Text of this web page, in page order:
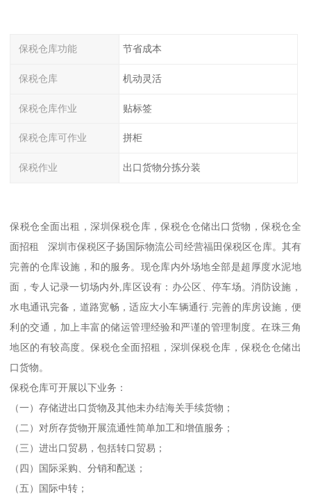
保税仓库功能 节省成本
保税仓库 机动灵活
保税仓库作业 贴标签
保税仓库可作业 拼柜
保税作业 出口货物分拣分装
保税仓全面出租，深圳保税仓库，保税仓仓储出口货物，保税仓全
面招租 深圳市保税区子扬国际物流公司经营福田保税区仓库。其有
完善的仓库设施，和的服务。现仓库内外场地全部是超厚度水泥地
面，专人记录一切场内外,库区设有：办公区、停车场。消防设施，
水电通讯完备，道路宽畅，适应大小车辆通行.完善的库房设施，便
利的交通，加上丰富的储运管理经验和严谨的管理制度。在珠三角
地区的有较高度。保税仓全面招租，深圳保税仓库，保税仓仓储出
口货物。
保税仓库可开展以下业务：
（一）存储进出口货物及其他未办结海关手续货物；
（二）对所存货物开展流通性简单加工和增值服务；
（三）进出口贸易，包括转口贸易；
（四）国际采购、分销和配送；
（五）国际中转；